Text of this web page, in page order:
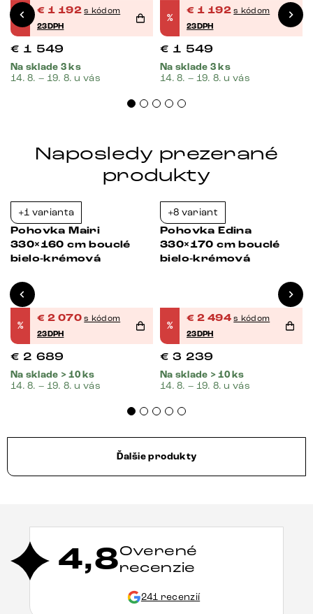
%
€ 1 192 s kódom
23DPH
€ 1 549
Na sklade 3 ks
14. 8. – 19. 8. u vás
%
€ 1 192 s kódom
23DPH
€ 1 549
Na sklade 3 ks
14. 8. – 19. 8. u vás
Naposledy prezerané
produkty
+1 varianta
Pohovka Mairi
330×160 cm bouclé
bielo-krémová
%
€ 2 070 s kódom
23DPH
€ 2 689
Na sklade > 10 ks
14. 8. – 19. 8. u vás
+8 variant
Pohovka Edina
330×170 cm bouclé
bielo-krémová
%
€ 2 494 s kódom
23DPH
€ 3 239
Na sklade > 10 ks
14. 8. – 19. 8. u vás
Ďalšie produkty
4,8Overené
recenzie
241 recenzií